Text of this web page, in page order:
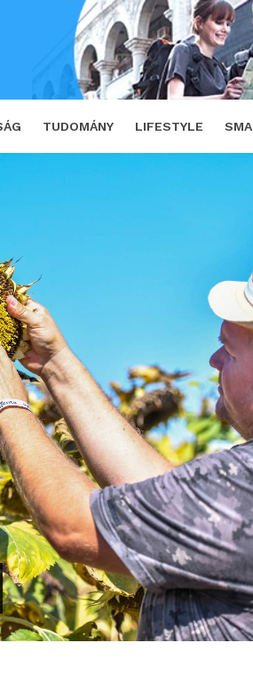
TUDOMÁNY LIFESTYLE
TWEET